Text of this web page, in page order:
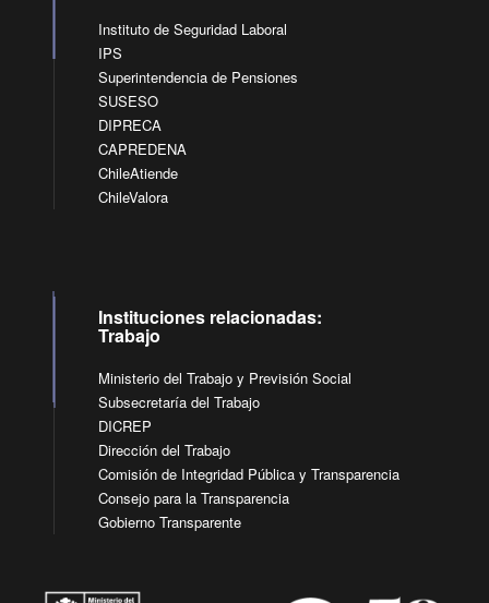
Instituto de Seguridad Laboral
IPS
Superintendencia de Pensiones
SUSESO
DIPRECA
CAPREDENA
ChileAtiende
ChileValora
Instituciones relacionadas:
Trabajo
Ministerio del Trabajo y Previsión Social
Subsecretaría del Trabajo
DICREP
Dirección del Trabajo
Comisión de Integridad Pública y Transparencia
Consejo para la Transparencia
Gobierno Transparente